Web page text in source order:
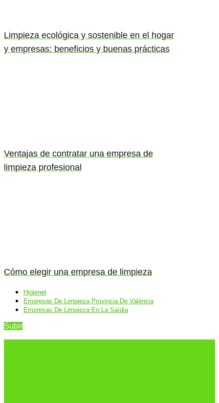
Limpieza ecológica y sostenible en el hogar
y empresas: beneficios y buenas prácticas
Ventajas de contratar una empresa de
limpieza profesional
Cómo elegir una empresa de limpieza
Higienet
Empresas De Limpieza Provincia De València
Empresas De Limpieza En La Saïdia
Subir